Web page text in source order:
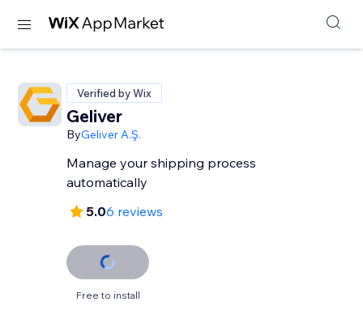
Verified by Wix
Geliver
ByGeliver A.Ş.
Manage your shipping process
automatically
5.06 reviews
Free to install